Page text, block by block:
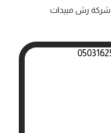
شركة رش مبيدات